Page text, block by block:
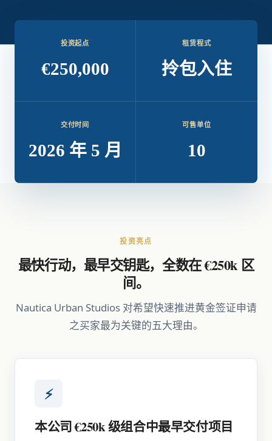
投资起点
€250,000
租赁程式
拎包入住
交付时间
2026 年 5 月
可售单位
10
投资亮点
最快行动，最早交钥匙，全数在 €250k 区
间。
Nautica Urban Studios 对希望快速推进黄金签证申请
之买家最为关键的五大理由。
⚡
本公司 €250k 级组合中最早交付项目